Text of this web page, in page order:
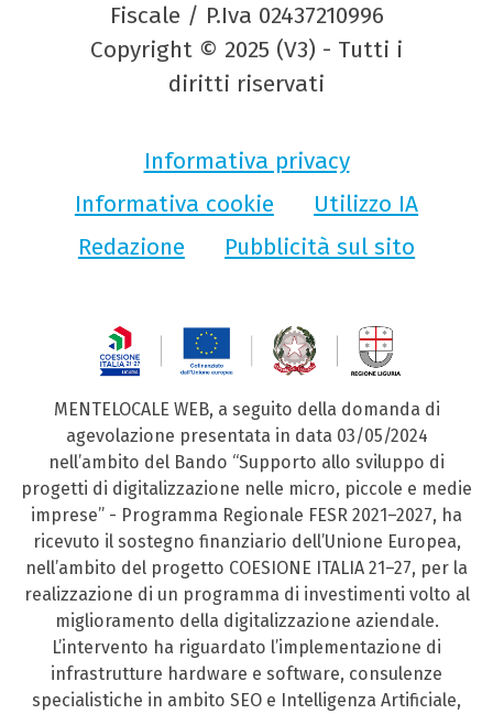
Fiscale / P.Iva 02437210996
Copyright © 2025 (V3) - Tutti i
diritti riservati
Informativa privacy
Informativa cookie
Utilizzo IA
Redazione
Pubblicità sul sito
MENTELOCALE WEB, a seguito della domanda di
agevolazione presentata in data 03/05/2024
nell’ambito del Bando “Supporto allo sviluppo di
progetti di digitalizzazione nelle micro, piccole e medie
imprese” - Programma Regionale FESR 2021–2027, ha
ricevuto il sostegno finanziario dell’Unione Europea,
nell’ambito del progetto COESIONE ITALIA 21–27, per la
realizzazione di un programma di investimenti volto al
miglioramento della digitalizzazione aziendale.
L’intervento ha riguardato l’implementazione di
infrastrutture hardware e software, consulenze
specialistiche in ambito SEO e Intelligenza Artificiale,